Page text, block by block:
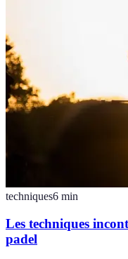
techniques6 min
Les techniques
padel